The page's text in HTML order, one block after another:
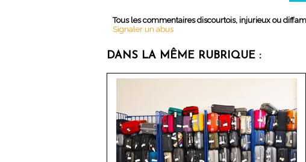
Tous les commentaires discourtois, injurieux ou
Signaler un abus
DANS LA MÊME RUBRIQUE :